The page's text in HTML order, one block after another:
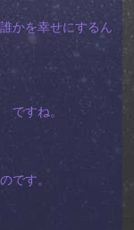
かを幸せにするん
すね。
です。